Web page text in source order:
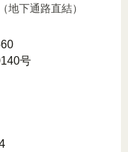
地下通路直結）
号